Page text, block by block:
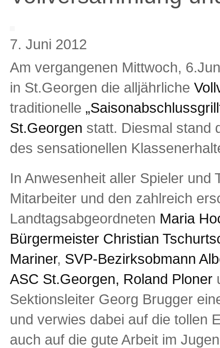
7. Juni 2012
Am vergangenen Mittwoch,
in St.Georgen die alljährliche
traditionelle
St.Georgen statt. Diesmal stand
des sensationellen
In Anwesenheit aller Spieler und
Mitarbeiter und den zahlreich
Landtagsabgeordneten Maria
Bürgermeister Christian
Mariner, SVP-Bezirksobmann
ASC St.Georgen, Roland Ploner
Sektionsleiter Georg Brugger
und verwies dabei auf die tollen
auch auf die gute Arbeit im